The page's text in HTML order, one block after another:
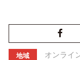
地域 オンライ